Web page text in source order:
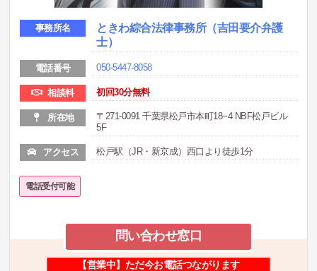
事務所名
ときわ綜合法律事務所（吉田要介弁護
士）
電話番号 050-5447-8058
相談料 初回30分無料
所在地
〒271-0091 千葉県松戸市本町18−4 NBF松戸ビル
5F
アクセス 松戸駅（JR・新京成）西口より徒歩1分
電話受付可能
問い合わせ窓口
【営業中】ただ今お電話つながります